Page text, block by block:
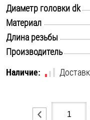
Шпильки
Шплинты
Штифты и
Диаметр головки dk
Материал
Длина резьбы
Производитель
Наличие: